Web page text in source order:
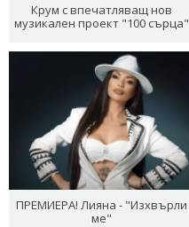
Крум с впечатляващ нов
музикален проект "100 сърца"
ПРЕМИЕРА! Лияна - "Изхвърли
ме"